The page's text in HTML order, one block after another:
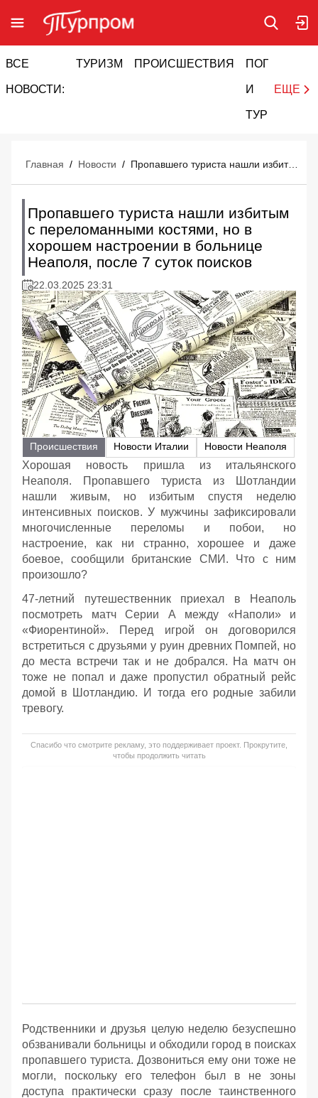
ВСЕ
НОВОСТИ:
ТУРИЗМ ПРОИСШЕСТВИЯ ПОГОДА
И
ТУРИЗМ
ЕЩЕ
Главная / Новости / Пропавшего туриста нашли избитым с переломанными костями, но в хорошем настроении в больнице Неаполя, после 7 суток поисков
Пропавшего туриста нашли избитым
с переломанными костями, но в
хорошем настроении в больнице
Неаполя, после 7 суток поисков
22.03.2025 23:31
Происшествия Новости Италии Новости Неаполя
Хорошая новость пришла из итальянского
Неаполя. Пропавшего туриста из Шотландии
нашли живым, но избитым спустя неделю
интенсивных поисков. У мужчины зафиксировали
многочисленные переломы и побои, но
настроение, как ни странно, хорошее и даже
боевое, сообщили британские СМИ. Что с ним
произошло?
47-летний путешественник приехал в Неаполь
посмотреть матч Серии А между «Наполи» и
«Фиорентиной». Перед игрой он договорился
встретиться с друзьями у руин древних Помпей, но
до места встречи так и не добрался. На матч он
тоже не попал и даже пропустил обратный рейс
домой в Шотландию. И тогда его родные забили
тревогу.
Спасибо что смотрите рекламу, это поддерживает проект. Прокрутите,
чтобы продолжить читать
Родственники и друзья целую неделю безуспешно
обзванивали больницы и обходили город в поисках
пропавшего туриста. Дозвониться ему они тоже не
могли, поскольку его телефон был в не зоны
доступа практически сразу после таинственного